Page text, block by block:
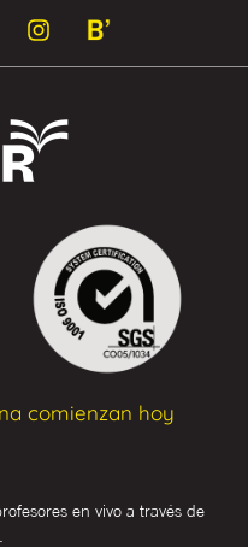
comienzan hoy
en vivo a través de